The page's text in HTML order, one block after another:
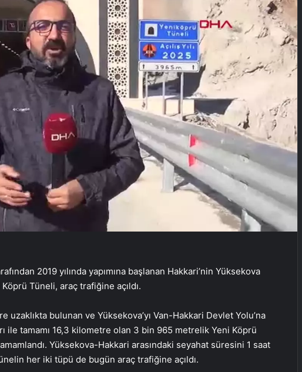
2019 yılında yapımına başlanan Hakkari’nin Yüksekova
Tüneli, araç trafiğine açıldı.
uzaklıkta bulunan ve Yüksekova’yı Van-Hakkari Devlet Yolu’na
ile tamamı 16,3 kilometre olan 3 bin 965 metrelik Yeni Köprü
Yüksekova-Hakkari arasındaki seyahat süresini 1 saat
her iki tüpü de bugün araç trafiğine açıldı.